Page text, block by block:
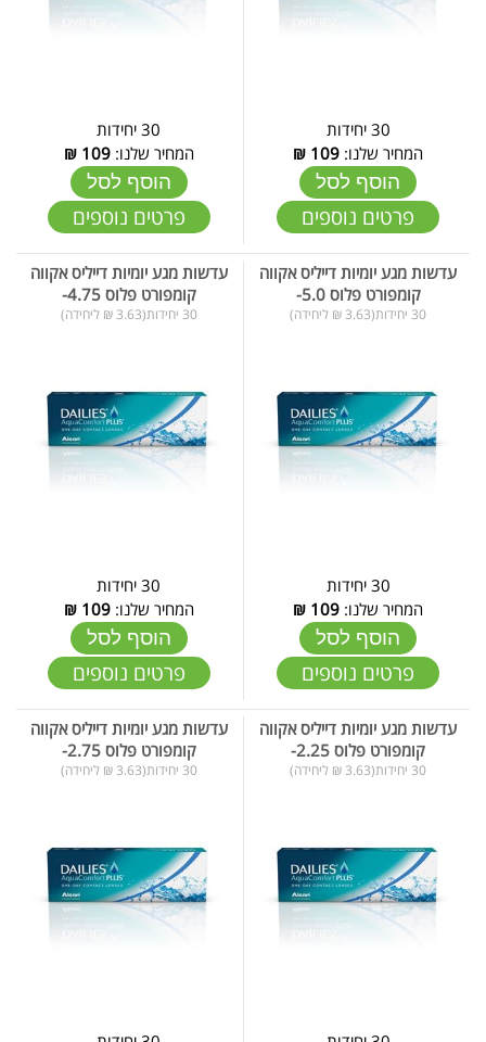
30 יחידות
המחיר שלנו: 109
₪
הוסף לסל
פרטים נוספים
30 יחידות
המחיר שלנו:109
₪
הוסף לסל
פרטים נוספים
עדשות מגע יומיות דייליס אקווה
קומפורט פלוס 5.0-
30 יחידות(3.63 ₪ ליחידה)
30 יחידות
המחיר שלנו: 109
₪
הוסף לסל
פרטים נוספים
עדשות מגע יומיות דייליס אקווה
קומפורט פלוס 4.75-
30 יחידות(3.63 ₪ ליחידה)
30 יחידות
המחיר שלנו:109
₪
הוסף לסל
פרטים נוספים
עדשות מגע יומיות דייליס אקווה
קומפורט פלוס 2.25-
30 יחידות(3.63 ₪ ליחידה)
עדשות מגע יומיות דייליס אקווה
קומפורט פלוס 2.75-
30 יחידות(3.63 ₪ ליחידה)